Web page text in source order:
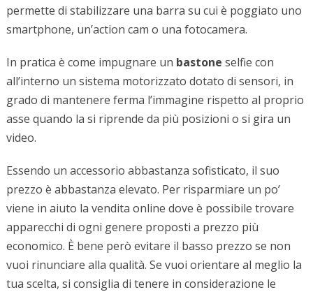
permette di stabilizzare una barra su cui è poggiato uno
smartphone, un’action cam o una fotocamera.
In pratica è come impugnare un bastone selfie con
all’interno un sistema motorizzato dotato di sensori, in
grado di mantenere ferma l’immagine rispetto al proprio
asse quando la si riprende da più posizioni o si gira un
video.
Essendo un accessorio abbastanza sofisticato, il suo
prezzo è abbastanza elevato. Per risparmiare un po’
viene in aiuto la vendita online dove è possibile trovare
apparecchi di ogni genere proposti a prezzo più
economico. È bene però evitare il basso prezzo se non
vuoi rinunciare alla qualità. Se vuoi orientare al meglio la
tua scelta, si consiglia di tenere in considerazione le